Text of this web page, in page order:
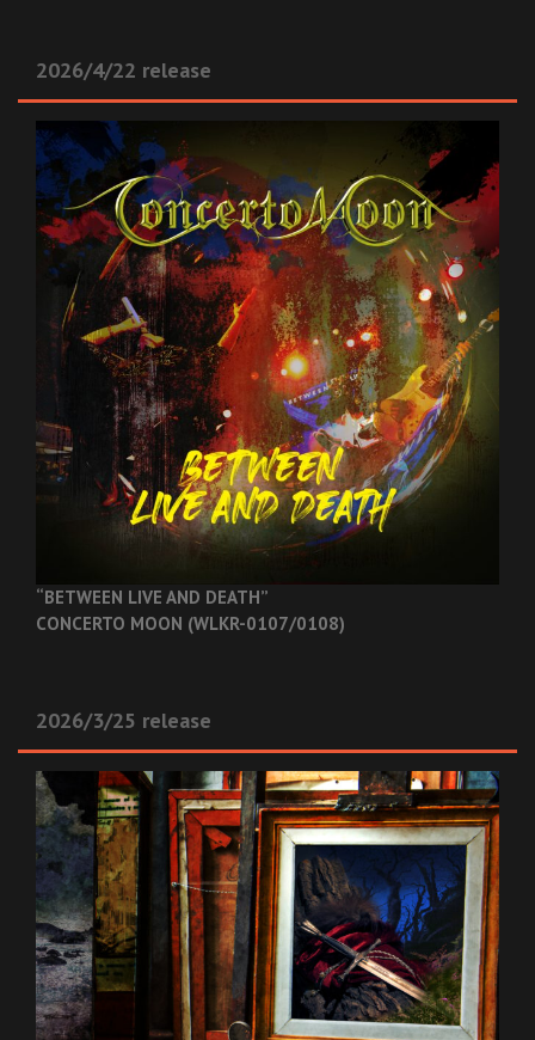
2026/4/22 release
“BETWEEN LIVE AND DEATH”
CONCERTO MOON (WLKR-0107/0108)
2026/3/25 release